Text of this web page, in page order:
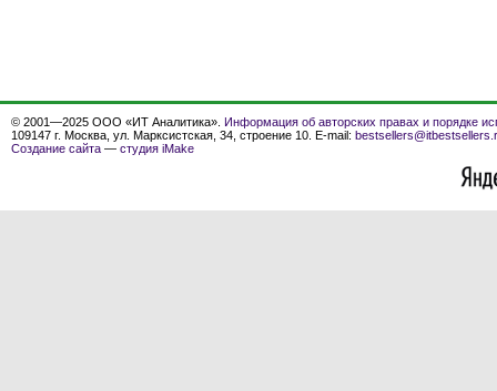
© 2001—2025 ООО «ИТ Аналитика». Информация об авторских правах и порядке
109147 г. Москва, ул. Марксистская, 34, строение 10. E-mail:
Создание сайта — студия iMake